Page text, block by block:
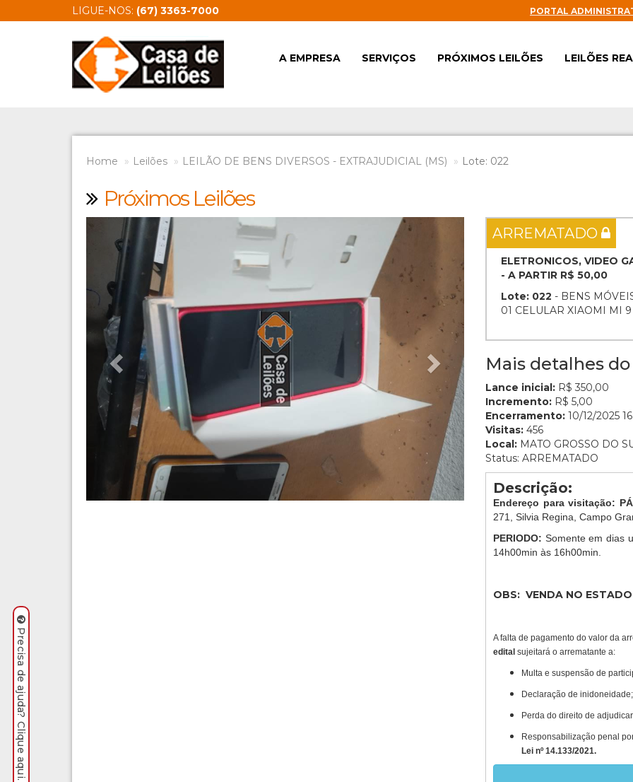
LIGUE-NOS: (67) 3363-7000 PORTAL
A EMPRESA SERVIÇOS PRÓXIMOS LEILÕES LEILÕES
Home Leilões LEILÃO DE BENS DIVERSOS - EXTRAJUDICIAL (MS) Lote: 022
Próximos Leilões
Previous ARREMATADO
ELETRONICOS, VIDEO
- A PARTIR R$ 50,00
Lote: 022 - BENS
01 CELULAR XIAOMI MI 9
Mais detalhes
Lance inicial: R$ 350,00
Incremento: R$ 5,00
Encerramento: 10/12/2025
Visitas: 456
Local: MATO GROSSO DO
Status: ARREMATADO
Descrição:
Endereço para visitação:
271, Silvia Regina, Campo
PERIODO: Somente em dias
14h00min às 16h00min.
OBS: VENDA NO
A falta de pagamento do valor da
edital sujeitará o arrematante a:
Multa e suspensão de
Declaração de inidoneidade;
Perda do direito de
Responsabilização penal
Lei nº 14.133/2021.
Precisa de ajuda? Clique aqui.